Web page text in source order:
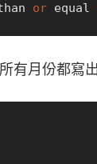
or equal
有月份都寫